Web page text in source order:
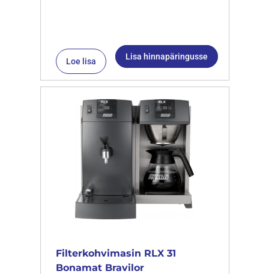
Loe lisa Lisa hinnapäringusse
Filterkohvimasin RLX 31
Bonamat Bravilor